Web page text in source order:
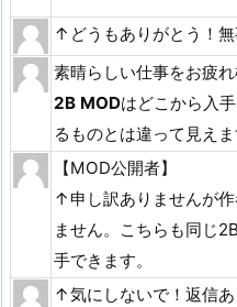
↑どうもありがとう！
素晴らしい仕事をお疲
2B MODはどこから入
るものとは違って見えま
【MOD公開者】
↑申し訳ありませんが
ません。こちらも同じ
手できます。
↑気にしないで！返信あ